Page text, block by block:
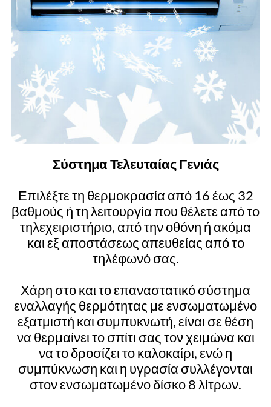
Σύστημα Τελευταίας Γενιάς
Επιλέξτε τη θερμοκρασία από 16 έως 32
βαθμούς ή τη λειτουργία που θέλετε από το
τηλεχειριστήριο, από την οθόνη ή ακόμα
και εξ αποστάσεως απευθείας από το
τηλέφωνό σας.
Χάρη στο και το επαναστατικό σύστημα
εναλλαγής θερμότητας με ενσωματωμένο
εξατμιστή και συμπυκνωτή, είναι σε θέση
να θερμαίνει το σπίτι σας τον χειμώνα και
να το δροσίζει το καλοκαίρι, ενώ η
συμπύκνωση και η υγρασία συλλέγονται
στον ενσωματωμένο δίσκο 8 λίτρων.